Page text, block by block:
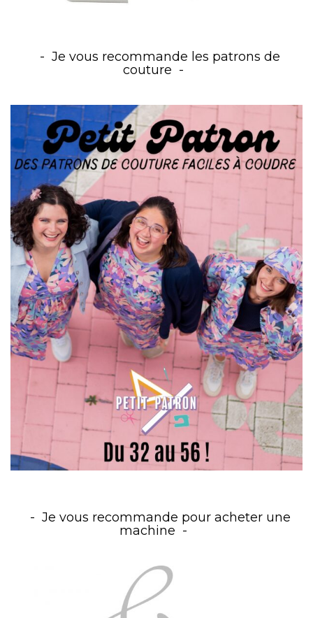
Je vous recommande les patrons de
couture
Je vous recommande pour acheter une
machine